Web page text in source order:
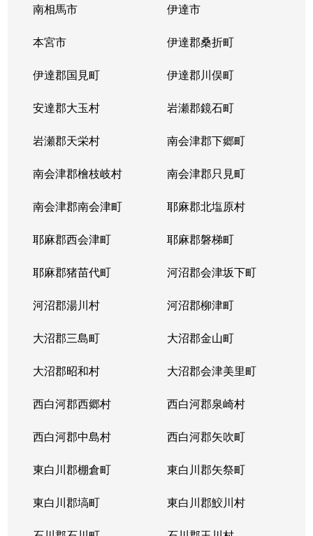
南相馬市 伊達市
本宮市 伊達郡桑折町
伊達郡国見町 伊達郡川俣町
安達郡大玉村 岩瀬郡鏡石町
岩瀬郡天栄村 南会津郡下郷町
南会津郡檜枝岐村 南会津郡只見町
南会津郡南会津町 耶麻郡北塩原村
耶麻郡西会津町 耶麻郡磐梯町
耶麻郡猪苗代町 河沼郡会津坂下町
河沼郡湯川村 河沼郡柳津町
大沼郡三島町 大沼郡金山町
大沼郡昭和村 大沼郡会津美里町
西白河郡西郷村 西白河郡泉崎村
西白河郡中島村 西白河郡矢吹町
東白川郡棚倉町 東白川郡矢祭町
東白川郡塙町 東白川郡鮫川村